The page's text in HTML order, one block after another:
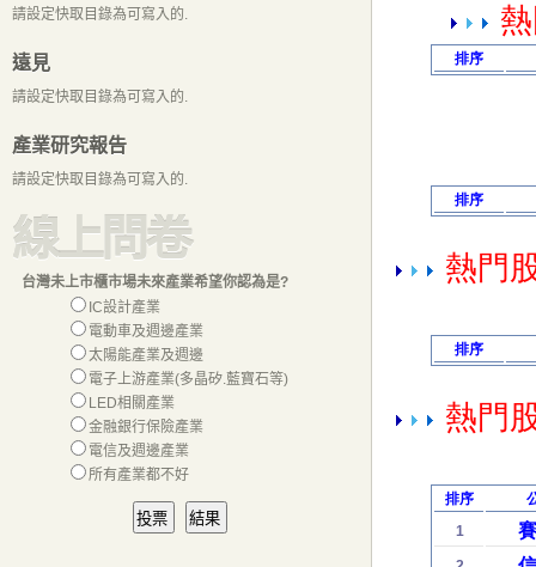
請設定快取目錄為可寫入的.
遠見
請設定快取目錄為可寫入的.
產業研究報告
請設定快取目錄為可寫入的.
線上問卷
台灣未上市櫃市場未來產業希望你認為是?
IC設計產業
電動車及週邊產業
太陽能產業及週邊
電子上游產業(多晶矽.藍寶石等)
LED相關產業
金融銀行保險產業
電信及週邊產業
所有產業都不好